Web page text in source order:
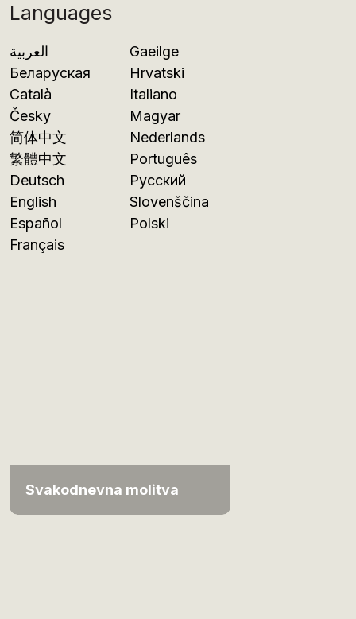
Languages
العربية
Беларуская
Català
Česky
简体中文
繁體中文
Deutsch
English
Español
Français
Gaeilge
Hrvatski
Italiano
Magyar
Nederlands
Português
Русский
Slovenščina
Polski
Svakodnevna molitva